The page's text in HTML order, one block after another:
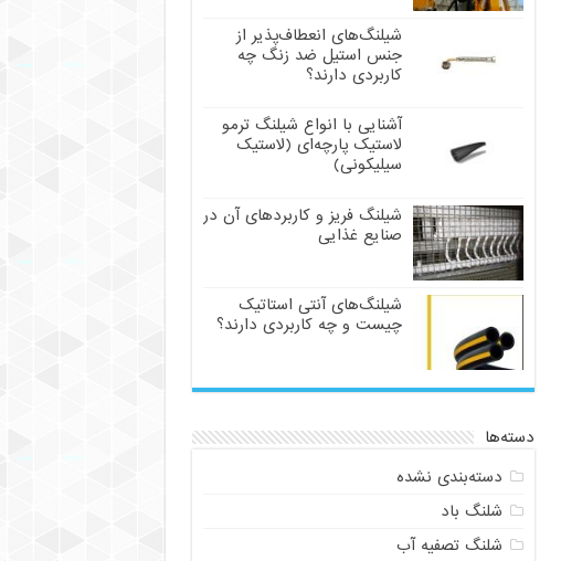
شیلنگ‌های انعطاف‌پذیر از
جنس استیل ضد زنگ چه
کاربردی دارند؟
آشنایی با انواع شیلنگ ترمو
لاستیک پارچه‌ای (لاستیک
سیلیکونی)
شیلنگ فریز و کاربردهای آن در
صنایع غذایی
شیلنگ‌های آنتی استاتیک
چیست و چه کاربردی دارند؟
دسته‌ها
دسته‌بندی نشده
شلنگ باد
شلنگ تصفیه آب